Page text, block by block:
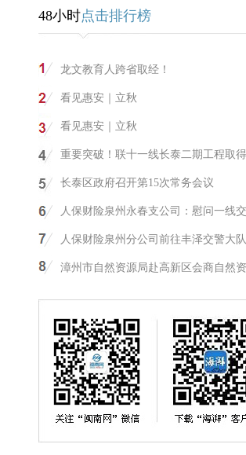
48小时点击排行榜
龙文教育人跨省取经！
看见惠安｜立秋
看见惠安｜立秋
重要突破！联十一线长泰二期工程取
长泰区政府召开第15次常务会议
人保财险泉州永春支公司：慰问一线
人保财险泉州分公司前往丰泽交警大
漳州市自然资源局赴高新区会商自然